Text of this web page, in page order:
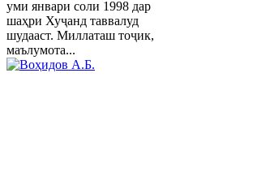
уми январи соли 1998 дар
шаҳри Хуҷанд таввалуд
шудааст. Миллаташ тоҷик,
маълумота...